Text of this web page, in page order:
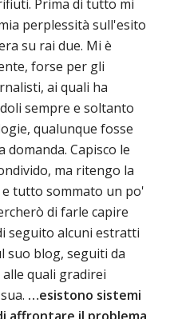
Prima di tutto mi
perplessità sull'esito
su rai due. Mi è
forse per gli
ai quali ha
sempre e soltanto
qualunque fosse
Capisco le
ma ritengo la
tutto sommato un po'
di farle capire
seguito alcuni estratti
suo blog, seguiti da
quali gradirei
…esistono sistemi